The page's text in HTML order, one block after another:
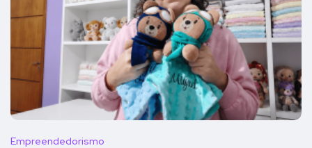
Empreendedorismo